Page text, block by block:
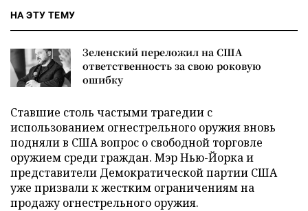
НА ЭТУ ТЕМУ
Зеленский переложил на США
ответственность за свою роковую
ошибку
Ставшие столь частыми трагедии с
использованием огнестрельного оружия вновь
подняли в США вопрос о свободной торговле
оружием среди граждан. Мэр Нью-Йорка и
представители Демократической партии США
уже призвали к жестким ограничениям на
продажу огнестрельного оружия.